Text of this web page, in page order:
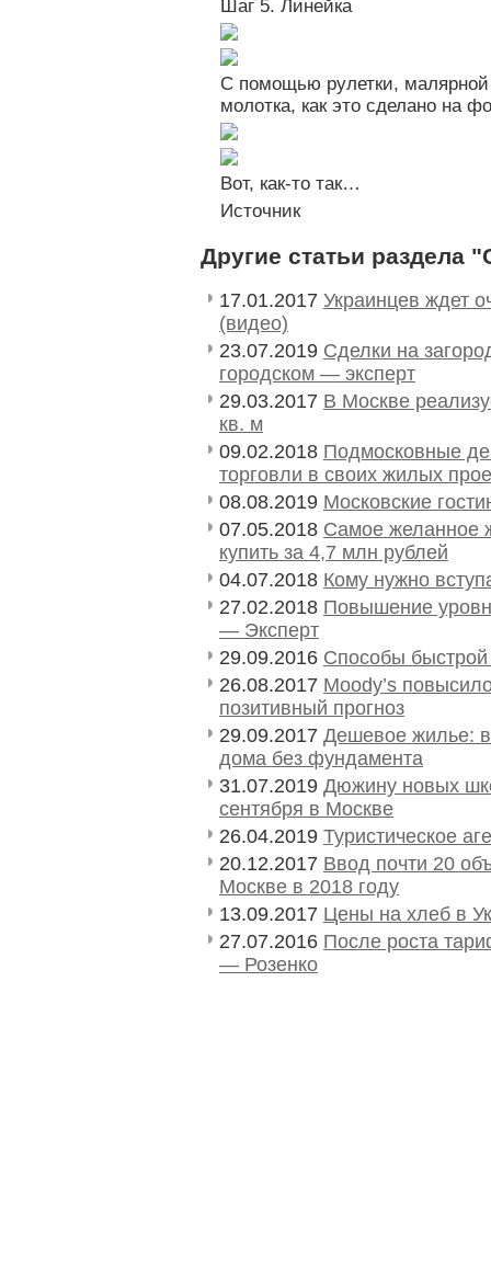
Шаг 5. Линейка
С помощью рулетки,
молотка, как это сделано на
Вот, как-то так…
Источник
Другие статьи раздела
17.01.2017 Украинцев ждет
(видео)
23.07.2019 Сделки на
городском — эксперт
29.03.2017 В Москве
кв. м
09.02.2018 Подмосковные
торговли в своих жилых
08.08.2019 Московские
07.05.2018 Самое желанное
купить за 4,7 млн рублей
04.07.2018 Кому нужно
27.02.2018 Повышение
— Эксперт
29.09.2016 Способы
26.08.2017 Moody’s
позитивный прогноз
29.09.2017 Дешевое жилье:
дома без фундамента
31.07.2019 Дюжину новых
сентября в Москве
26.04.2019 Туристическое
20.12.2017 Ввод почти 20
Москве в 2018 году
13.09.2017 Цены на хлеб в
27.07.2016 После роста
— Розенко